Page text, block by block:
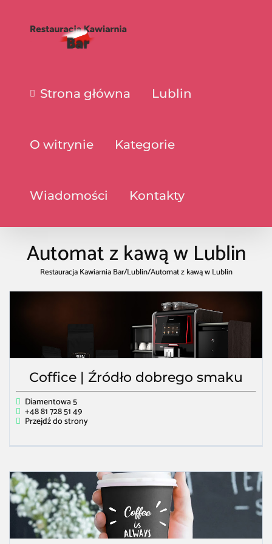
Strona główna Lublin
O witrynie Kategorie
Wiadomości Kontakty
Automat z kawą w Lublin
Restauracja Kawiarnia Bar/Lublin/Automat z kawą w Lublin
Coffice | Źródło dobrego smaku
Diamentowa 5
+48 81 728 51 49
Przejdź do strony